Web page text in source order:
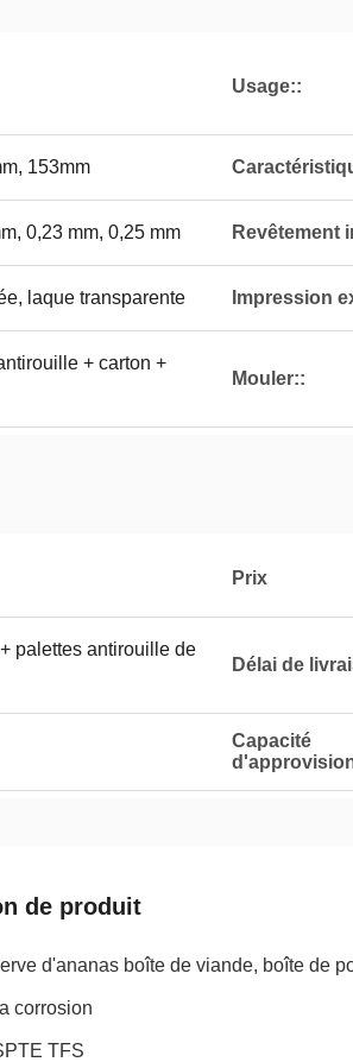
Usage::
153mm
0,23 mm, 0,25 mm Revêtement
laque transparente Impression
+ carton +
Mouler::
Prix
palettes antirouille de
Délai de
Capacité
de produit
d'ananas boîte de viande, boîte de
corrosion
TFS